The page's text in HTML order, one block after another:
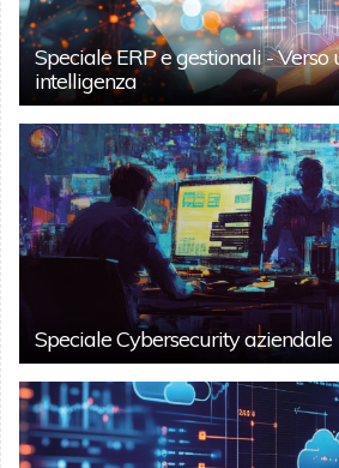
Speciale ERP e gestionali - Verso
intelligenza
Speciale Cybersecurity aziendale